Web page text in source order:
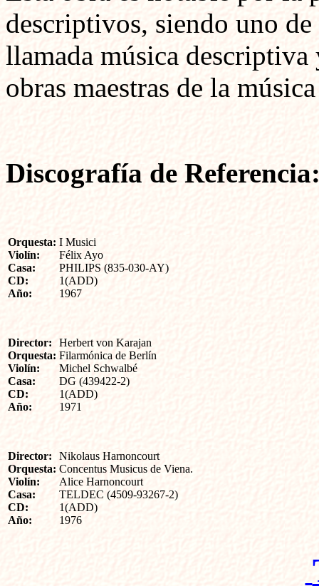
descriptivos, siendo uno
llamada música
obras maestras de la
Discografía de
Orquesta:
Violín:
Casa:
CD:
Año:
I Musici
Félix Ayo
PHILIPS (835-030-AY)
1(ADD)
1967
Director:
Orquesta:
Violín:
Casa:
CD:
Año:
Herbert von Karajan
Filarmónica de Berlín
Michel Schwalbé
DG (439422-2)
1(ADD)
1971
Director:
Orquesta:
Violín:
Casa:
CD:
Año:
Nikolaus Harnoncourt
Concentus Musicus de Viena.
Alice Harnoncourt
TELDEC (4509-93267-2)
1(ADD)
1976